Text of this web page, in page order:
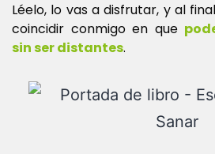
Léelo, lo vas a disfrutar, y al
coincidir conmigo en que
sin ser distantes.